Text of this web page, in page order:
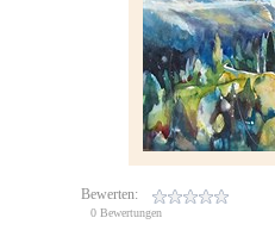
Bewerten:
0 Bewertungen